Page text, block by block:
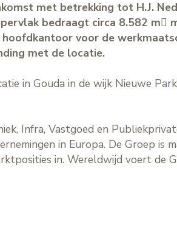
met betrekking tot H.J.
bedraagt circa 8.582 m
voor de
met de locatie.
in Gouda in de wijk Nieuwe
Infra, Vastgoed en
in Europa. De Groep is
in. Wereldwijd voert de